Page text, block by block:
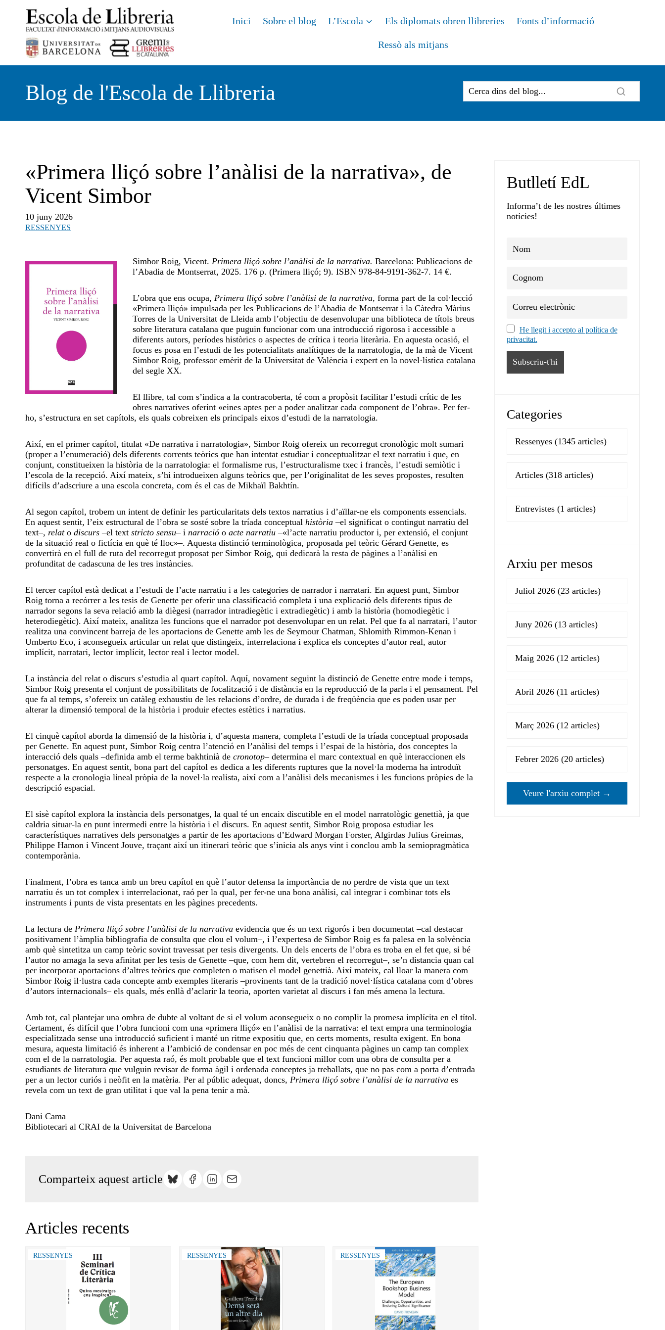
contingut
Inici Sobre el blog L’Escola Els diplomats obren llibreries Fonts d’informació
Ressò als mitjans
Blog de l'Escola de Llibreria
«Primera lliçó sobre l’anàlisi de la narrativa», de
Vicent Simbor
10 juny 2026
RESSENYES
Simbor Roig, Vicent. Primera lliçó sobre l’anàlisi de la narrativa. Barcelona: Publicacions de
l’Abadia de Montserrat, 2025. 176 p. (Primera lliçó; 9). ISBN 978-84-9191-362-7. 14 €.
L’obra que ens ocupa, Primera lliçó sobre l’anàlisi de la narrativa, forma part de la col·lecció
«Primera lliçó» impulsada per les Publicacions de l’Abadia de Montserrat i la Càtedra Màrius
Torres de la Universitat de Lleida amb l’objectiu de desenvolupar una biblioteca de títols breus
sobre literatura catalana que puguin funcionar com una introducció rigorosa i accessible a
diferents autors, períodes històrics o aspectes de crítica i teoria literària. En aquesta ocasió, el
focus es posa en l’estudi de les potencialitats analítiques de la narratologia, de la mà de Vicent
Simbor Roig, professor emèrit de la Universitat de València i expert en la novel·lística catalana
del segle XX.
El llibre, tal com s’indica a la contracoberta, té com a propòsit facilitar l’estudi crític de les
obres narratives oferint «eines aptes per a poder analitzar cada component de l’obra». Per fer-
ho, s’estructura en set capítols, els quals cobreixen els principals eixos d’estudi de la narratologia.
Així, en el primer capítol, titulat «De narrativa i narratologia», Simbor Roig ofereix un recorregut cronològic molt sumari
(proper a l’enumeració) dels diferents corrents teòrics que han intentat estudiar i conceptualitzar el text narratiu i que, en
conjunt, constitueixen la història de la narratologia: el formalisme rus, l’estructuralisme txec i francès, l’estudi semiòtic i
l’escola de la recepció. Així mateix, s’hi introdueixen alguns teòrics que, per l’originalitat de les seves propostes, resulten
difícils d’adscriure a una escola concreta, com és el cas de Mikhaïl Bakhtín.
Al segon capítol, trobem un intent de definir les particularitats dels textos narratius i d’aïllar-ne els components essencials.
En aquest sentit, l’eix estructural de l’obra se sosté sobre la tríada conceptual història –el significat o contingut narratiu del
text–, relato discurs –el text stricto sensu– i narració o acte narratiu –«l’acte narratiu productor i, per extensió, el conjunt
de la situació real o fictícia en què té lloc»–. Aquesta distinció terminològica, proposada pel teòric Gérard Genette, es
convertirà en el full de ruta del recorregut proposat per Simbor Roig, qui dedicarà la resta de pàgines a l’anàlisi en
profunditat de cadascuna de les tres instàncies.
El tercer capítol està dedicat a l’estudi de l’acte narratiu i a les categories de narrador i narratari. En aquest punt, Simbor
Roig torna a recórrer a les tesis de Genette per oferir una classificació completa i una explicació dels diferents tipus de
narrador segons la seva relació amb la diègesi (narrador intradiegètic i extradiegètic) i amb la història (homodiegètic i
heterodiegètic). Així mateix, analitza les funcions que el narrador pot desenvolupar en un relat. Pel que fa al narratari, l’autor
realitza una convincent barreja de les aportacions de Genette amb les de Seymour Chatman, Shlomith Rimmon-Kenan i
Umberto Eco, i aconsegueix articular un relat que distingeix, interrelaciona i explica els conceptes d’autor real, autor
implícit, narratari, lector implícit, lector real i lector model.
La instància del relat o discurs s’estudia al quart capítol. Aquí, novament seguint la distinció de Genette entre mode i temps,
Simbor Roig presenta el conjunt de possibilitats de focalització i de distància en la reproducció de la parla i el pensament. Pel
que fa al temps, s’ofereix un catàleg exhaustiu de les relacions d’ordre, de durada i de freqüència que es poden usar per
alterar la dimensió temporal de la història i produir efectes estètics i narratius.
El cinquè capítol aborda la dimensió de la història i, d’aquesta manera, completa l’estudi de la tríada conceptual proposada
per Genette. En aquest punt, Simbor Roig centra l’atenció en l’anàlisi del temps i l’espai de la història, dos conceptes la
interacció dels quals –definida amb el terme bakhtinià de cronotop– determina el marc contextual en què interaccionen els
personatges. En aquest sentit, bona part del capítol es dedica a les diferents ruptures que la novel·la moderna ha introduït
respecte a la cronologia lineal pròpia de la novel·la realista, així com a l’anàlisi dels mecanismes i les funcions pròpies de la
descripció espacial.
El sisè capítol explora la instància dels personatges, la qual té un encaix discutible en el model narratològic genettià, ja que
caldria situar-la en punt intermedi entre la història i el discurs. En aquest sentit, Simbor Roig proposa estudiar les
característiques narratives dels personatges a partir de les aportacions d’Edward Morgan Forster, Algirdas Julius Greimas,
Philippe Hamon i Vincent Jouve, traçant així un itinerari teòric que s’inicia als anys vint i conclou amb la semiopragmàtica
contemporània.
Finalment, l’obra es tanca amb un breu capítol en què l’autor defensa la importància de no perdre de vista que un text
narratiu és un tot complex i interrelacionat, raó per la qual, per fer-ne una bona anàlisi, cal integrar i combinar tots els
instruments i punts de vista presentats en les pàgines precedents.
La lectura de Primera lliçó sobre l’anàlisi de la narrativa evidencia que és un text rigorós i ben documentat –cal destacar
positivament l’àmplia bibliografia de consulta que clou el volum–, i l’expertesa de Simbor Roig es fa palesa en la solvència
amb què sintetitza un camp teòric sovint travessat per tesis divergents. Un dels encerts de l’obra es troba en el fet que, si bé
l’autor no amaga la seva afinitat per les tesis de Genette –que, com hem dit, vertebren el recorregut–, se’n distancia quan cal
per incorporar aportacions d’altres teòrics que completen o matisen el model genettià. Així mateix, cal lloar la manera com
Simbor Roig il·lustra cada concepte amb exemples literaris–provinents tant de la tradició novel·lística catalana com d’obres
d’autors internacionals–els quals, més enllà d’aclarir la teoria, aporten varietat al discurs i fan més amena la lectura.
Amb tot, cal plantejar una ombra de dubte al voltant de si el volum aconsegueix o no complir la promesa implícita en el títol.
Certament, és difícil que l’obra funcioni com una «primera lliçó» en l’anàlisi de la narrativa: el text empra una terminologia
especialitzada sense una introducció suficient i manté un ritme expositiu que, en certs moments, resulta exigent. En bona
mesura, aquesta limitació és inherent a l’ambició de condensar en poc més de cent cinquanta pàgines un camp tan complex
com el de la narratologia. Per aquesta raó, és molt probable que el text funcioni millor com una obra de consulta per a
estudiants de literatura que vulguin revisar de forma àgil i ordenada conceptes ja treballats, que no pas com a porta d’entrada
per a un lector curiós i neòfit en la matèria. Per al públic adequat, doncs, Primera lliçó sobre l’anàlisi de la narrativa es
revela com un text de gran utilitat i que val la pena tenir a mà.
Dani Cama
Bibliotecari al CRAI de la Universitat de Barcelona
Comparteix aquest article
Articles recents
RESSENYES RESSENYES RESSENYES
Butlletí EdL
Informa’t de les nostres últimes
notícies!
He llegit i accepto al política de
privacitat.
Categories
Ressenyes (1345 articles)
Articles (318 articles)
Entrevistes (1 articles)
Arxiu per mesos
Juliol 2026 (23 articles)
Juny 2026 (13 articles)
Maig 2026 (12 articles)
Abril 2026 (11 articles)
Març 2026 (12 articles)
Febrer 2026 (20 articles)
Veure l'arxiu complet →